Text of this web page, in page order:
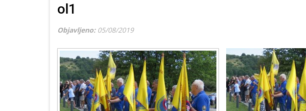
ol1
Objavljeno: 05/08/2019